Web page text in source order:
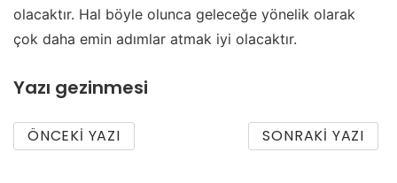
olacaktır. Hal böyle olunca geleceğe yönelik olarak
çok daha emin adımlar atmak iyi olacaktır.
Yazı gezinmesi
ÖNCEKI YAZI SONRAKI YAZI